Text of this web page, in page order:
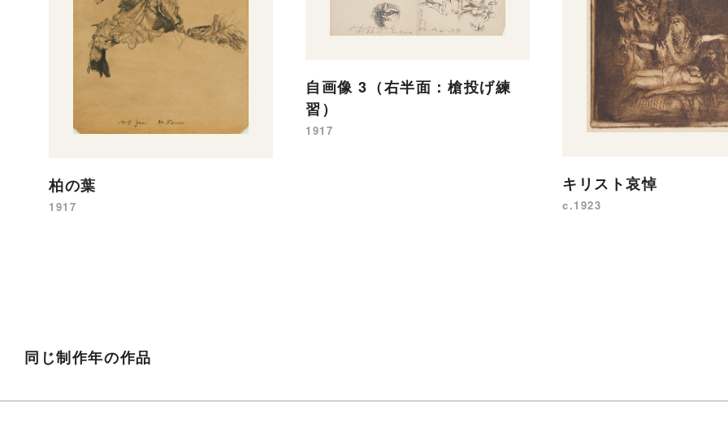
柏の葉
1917
自画像 3（右半面：槍投げ練
習）
1917
キリスト哀悼
c.1923
同じ制作年の作品